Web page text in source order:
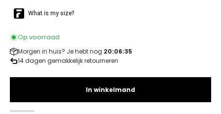
Op voorraad
Morgen in huis? Je hebt nog 20:06:35
14 dagen gemakkelijk retourneren
In winkelmand